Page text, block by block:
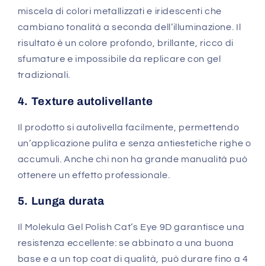
miscela di colori metallizzati e iridescenti che
cambiano tonalità a seconda dell’illuminazione. Il
risultato è un colore profondo, brillante, ricco di
sfumature e impossibile da replicare con gel
tradizionali.
4. Texture autolivellante
Il prodotto si autolivella facilmente, permettendo
un’applicazione pulita e senza antiestetiche righe o
accumuli. Anche chi non ha grande manualità può
ottenere un effetto professionale.
5. Lunga durata
Il Molekula Gel Polish Cat’s Eye 9D garantisce una
resistenza eccellente: se abbinato a una buona
base e a un top coat di qualità, può durare fino a 4